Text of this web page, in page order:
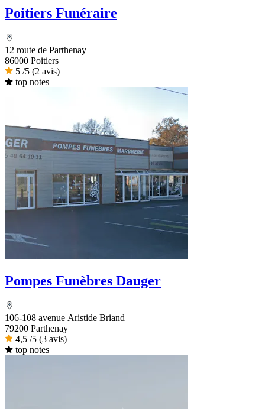
Poitiers Funéraire
12 route de Parthenay
86000 Poitiers
5 /5 (2 avis)
top notes
Pompes Funèbres Dauger
106-108 avenue Aristide Briand
79200 Parthenay
4,5 /5 (3 avis)
top notes